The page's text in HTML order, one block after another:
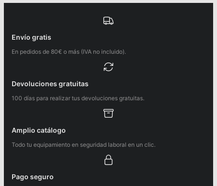
Envío gratis
En pedidos de 80€ o más (IVA no incluido).
Devoluciones gratuitas
100 días para realizar tus devoluciones gratuitas.
Amplio catálogo
Todo tu equipamiento en seguridad laboral en un clic.
Pago seguro